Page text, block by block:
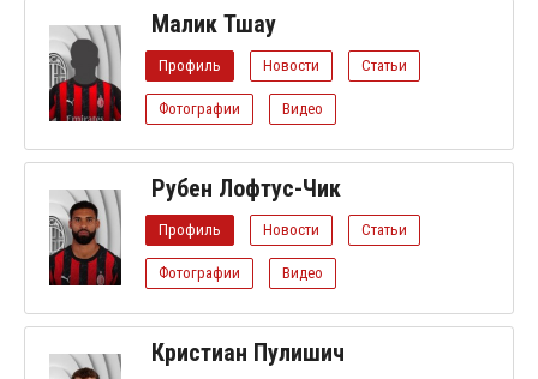
Малик Тшау
Профиль Новости Статьи
Фотографии Видео
Рубен Лофтус-Чик
Профиль Новости Статьи
Фотографии Видео
Кристиан Пулишич